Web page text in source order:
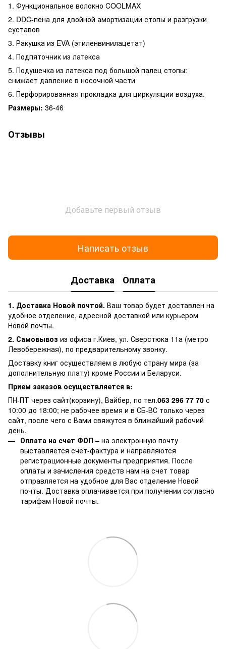
1. Функциональное волокно COOLMAX
2. DDC-пена для двойной амортизации стопы и разгрузки
суставов
3. Ракушка из EVA (этиленвинилацетат)
4. Подпяточник из латекса
5. Подушечка из латекса под большой палец стопы:
снижает давление в носочной части
6. Перфорированная прокладка для циркуляции воздуха.
Размеры: 36-46
Отзывы
Добавьте первый отзыв
Написать отзыв
Доставка Оплата
1. Доставка Новой почтой. Ваш товар будет доставлен на
удобное отделение, адресной доставкой или курьером
Новой почты.
2. Самовывоз из офиса г.Киев, ул. Сверстюка 11а (метро
Левобережная), по предварительному звонку.
Доставку книг осуществляем в любую страну мира (за
дополнительную плату) кроме России и Беларуси.
Прием заказов осуществляется в:
ПН-ПТ через сайт(корзину), Вайбер, по тел.063 296 77 70 с
10:00 до 18:00; не рабочее время и в СБ-ВС только через
сайт, после чего с Вами свяжутся в ближайший рабочий
день.
Оплата на счет ФОП – на электронную почту
выставляется счет-фактура и направляются
регистрационные документы предприятия. После
оплаты и зачисления средств нам на счет товар
отправляется на удобное для Вас отделение Новой
почты. Доставка оплачивается при получении согласно
тарифам Новой почты.